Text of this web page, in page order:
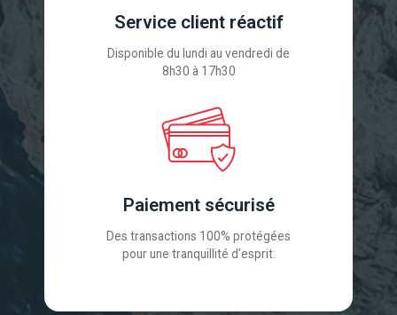
Service client réactif
Disponible du lundi au vendredi de
8h30 à 17h30
Paiement sécurisé
Des transactions 100% protégées
pour une tranquillité d'esprit.